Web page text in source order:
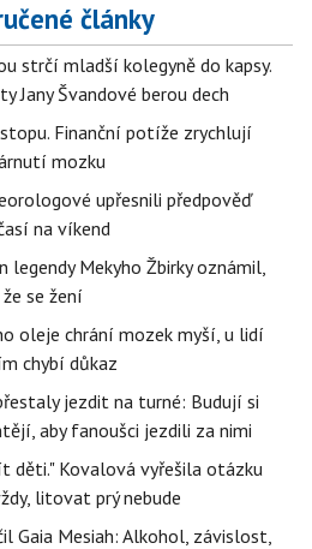
články
strčí mladší kolegyně do kapsy.
Jany Švandové berou dech
Finanční potíže zrychlují
mozku
upřesnili předpověď
na víkend
legendy Mekyho Žbirky oznámil,
že se žení
oleje chrání mozek myší, u lidí
chybí důkaz
jezdit na turné: Budují si
aby fanoušci jezdili za nimi
děti." Kovalová vyřešila otázku
litovat prý nebude
Gaia Mesiah: Alkohol, závislost,